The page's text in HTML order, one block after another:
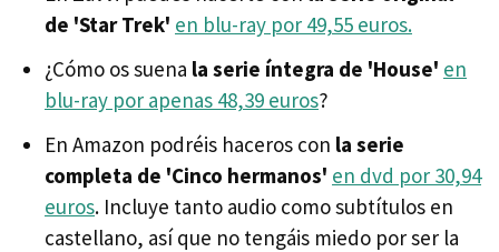
de 'Star Trek' en blu-ray por 49,55 euros.
¿Cómo os suena la serie íntegra de 'House' en
blu-ray por apenas 48,39 euros?
En Amazon podréis haceros con la serie
completa de 'Cinco hermanos' en dvd por 30,94
euros. Incluye tanto audio como subtítulos en
castellano, así que no tengáis miedo por ser la